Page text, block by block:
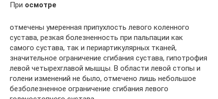
При осмотре
отмечены умеренная припухлость левого коленного
сустава, резкая болезненность при пальпации как
самого сустава, так и периартикулярных тканей,
значительное ограничение сгибания сустава, гипотрофия
левой четырехглавой мышцы. В области левой стопы и
голени изменений не было, отмечено лишь небольшое
безболезненное ограничение сгибания левого